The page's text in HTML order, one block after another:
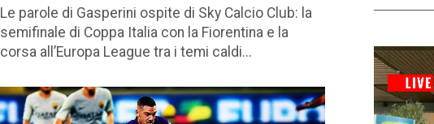
Le parole di Gasperini ospite di Sky Calcio Club: la
semifinale di Coppa Italia con la Fiorentina e la
corsa all’Europa League tra i temi caldi...